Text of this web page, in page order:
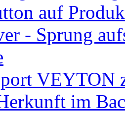
auf
- Sprung
VEYTON
im